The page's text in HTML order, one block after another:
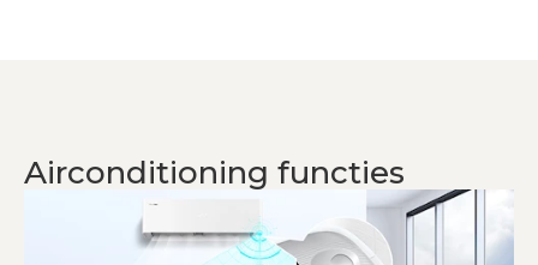
Airconditioning functies